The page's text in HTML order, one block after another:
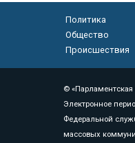
Политика
Общество
Происшествия
© «Парламентская
Электронное
Федеральной
массовых